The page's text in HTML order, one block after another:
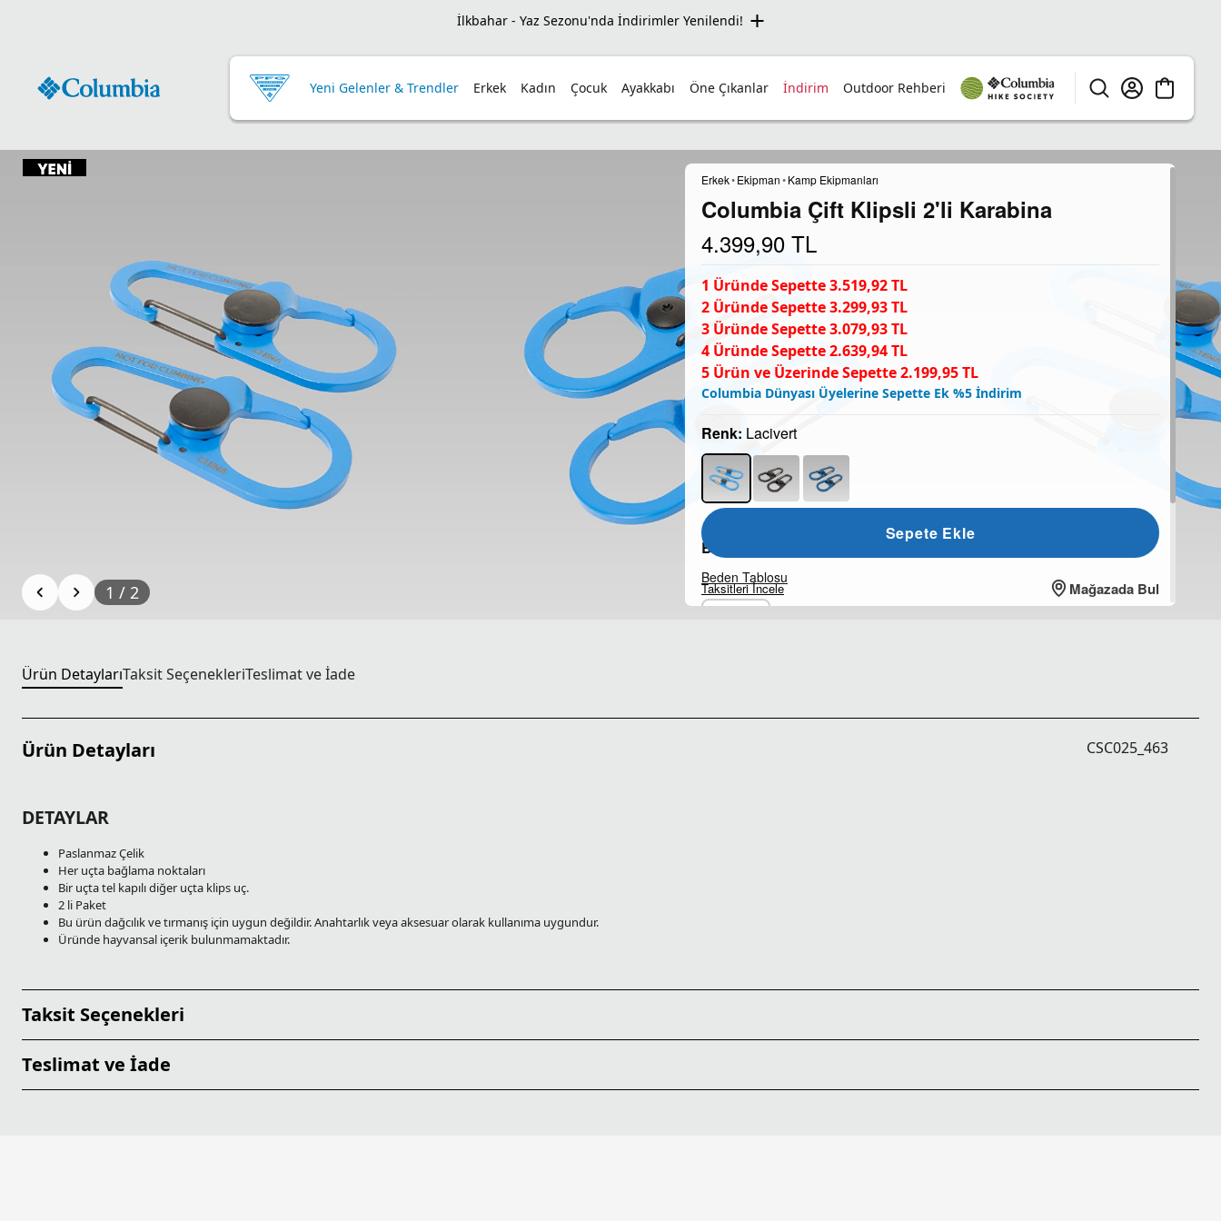
İlkbahar - Yaz Sezonu'nda İndirimler Yenilendi!
Yeni Gelenler & Trendler Erkek Kadın Çocuk Ayakkabı Öne Çıkanlar İndirim Outdoor Rehberi
1 / 2
Erkek•Ekipman•Kamp Ekipmanları
Columbia Çift Klipsli 2'li Karabina
4.399,90 TL
1 Üründe Sepette 3.519,92 TL
2 Üründe Sepette 3.299,93 TL
3 Üründe Sepette 3.079,93 TL
4 Üründe Sepette 2.639,94 TL
5 Ürün ve Üzerinde Sepette 2.199,95 TL
Columbia Dünyası Üyelerine Sepette Ek %5 İndirim
Renk: Lacivert
Beden:
Beden Tablosu
Sepete Ekle
Taksitleri İncele Mağazada Bul
Ürün DetaylarıTaksit SeçenekleriTeslimat ve İade
Ürün Detayları CSC025_463
DETAYLAR
Paslanmaz Çelik
Her uçta bağlama noktaları
Bir uçta tel kapılı diğer uçta klips uç.
2 li Paket
Bu ürün dağcılık ve tırmanış için uygun değildir. Anahtarlık veya aksesuar olarak kullanıma uygundur.
Üründe hayvansal içerik bulunmamaktadır.
Taksit Seçenekleri
Teslimat ve İade